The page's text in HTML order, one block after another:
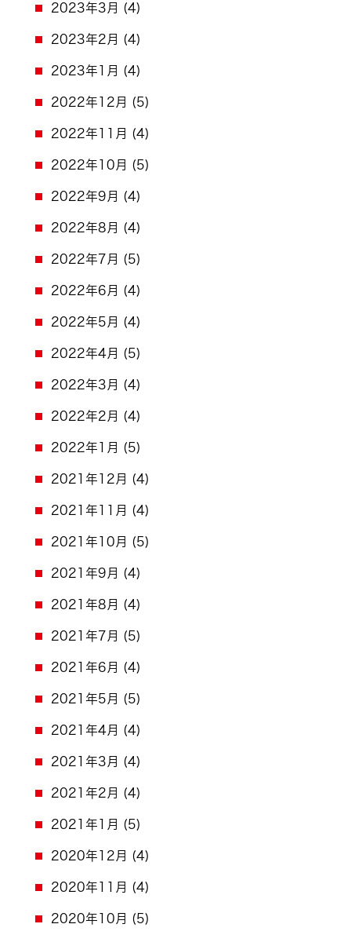
2023年3月 (4)
2023年2月 (4)
2023年1月 (4)
2022年12月 (5)
2022年11月 (4)
2022年10月 (5)
2022年9月 (4)
2022年8月 (4)
2022年7月 (5)
2022年6月 (4)
2022年5月 (4)
2022年4月 (5)
2022年3月 (4)
2022年2月 (4)
2022年1月 (5)
2021年12月 (4)
2021年11月 (4)
2021年10月 (5)
2021年9月 (4)
2021年8月 (4)
2021年7月 (5)
2021年6月 (4)
2021年5月 (5)
2021年4月 (4)
2021年3月 (4)
2021年2月 (4)
2021年1月 (5)
2020年12月 (4)
2020年11月 (4)
2020年10月 (5)